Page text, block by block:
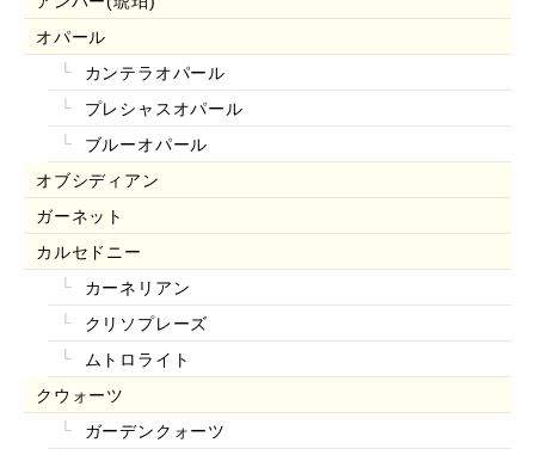
オパール
カンテラオパール
プレシャスオパール
ブルーオパール
オブシディアン
ガーネット
カルセドニー
カーネリアン
クリソプレーズ
ムトロライト
クウォーツ
ガーデンクォーツ